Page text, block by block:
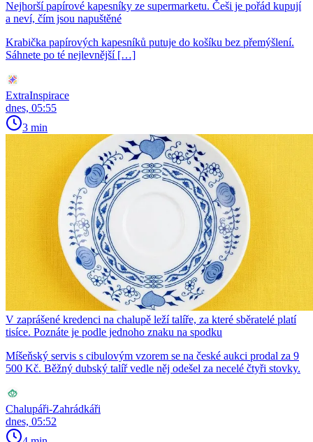
Nejhorší papírové kapesníky ze supermarketu. Češi je pořád kupují
a neví, čím jsou napuštěné
Krabička papírových kapesníků putuje do košíku bez přemýšlení.
Sáhnete po té nejlevnější […]
ExtraInspirace
dnes, 05:55
3 min
V zaprášené kredenci na chalupě leží talíře, za které sběratelé platí
tisíce. Poznáte je podle jednoho znaku na spodku
Míšeňský servis s cibulovým vzorem se na české aukci prodal za 9
500 Kč. Běžný dubský talíř vedle něj odešel za necelé čtyři stovky.
Chalupáři-Zahrádkáři
dnes, 05:52